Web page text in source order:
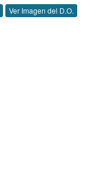
Ver Imagen del D.O.